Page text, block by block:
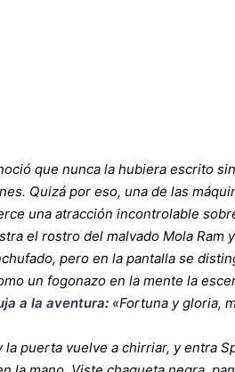
que nunca la hubiera escrito
Quizá por eso, una de las
una atracción incontrolable
el rostro del malvado Mola Ram
pero en la pantalla se
un fogonazo en la mente la
a la aventura: «Fortuna y gloria,
puerta vuelve a chirriar, y entra